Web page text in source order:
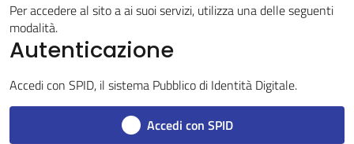
Vivere
Fontanelice
Per accedere al sito a ai suoi servizi, utilizza una delle seguenti
modalità.
Autenticazione
Accedi con SPID, il sistema Pubblico di Identità Digitale.
Accedi con SPID